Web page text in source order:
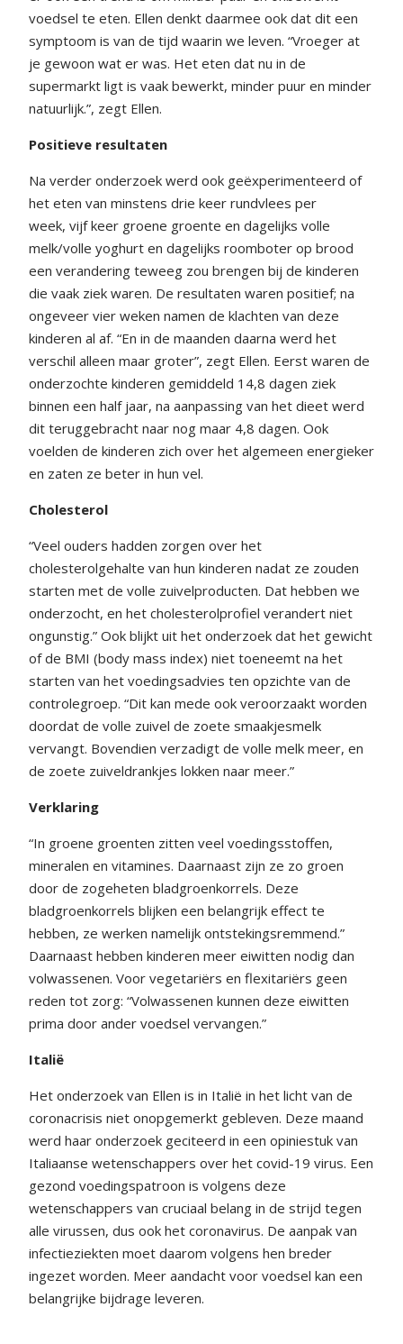
voedsel te eten. Ellen denkt daarmee ook dat dit een
symptoom is van de tijd waarin we leven. “Vroeger at
je gewoon wat er was. Het eten dat nu in de
supermarkt ligt is vaak bewerkt, minder puur en minder
natuurlijk.”, zegt Ellen.
Positieve resultaten
Na verder onderzoek werd ook geëxperimenteerd of
het eten van minstens drie keer rundvlees per
week, vijf keer groene groente en dagelijks volle
melk/volle yoghurt en dagelijks roomboter op brood
een verandering teweeg zou brengen bij de kinderen
die vaak ziek waren. De resultaten waren positief; na
ongeveer vier weken namen de klachten van deze
kinderen al af. “En in de maanden daarna werd het
verschil alleen maar groter”, zegt Ellen. Eerst waren de
onderzochte kinderen gemiddeld 14,8 dagen ziek
binnen een half jaar, na aanpassing van het dieet werd
dit teruggebracht naar nog maar 4,8 dagen. Ook
voelden de kinderen zich over het algemeen energieker
en zaten ze beter in hun vel.
Cholesterol
“Veel ouders hadden zorgen over het
cholesterolgehalte van hun kinderen nadat ze zouden
starten met de volle zuivelproducten. Dat hebben we
onderzocht, en het cholesterolprofiel verandert niet
ongunstig.” Ook blijkt uit het onderzoek dat het gewicht
of de BMI (body mass index) niet toeneemt na het
starten van het voedingsadvies ten opzichte van de
controlegroep. “Dit kan mede ook veroorzaakt worden
doordat de volle zuivel de zoete smaakjesmelk
vervangt. Bovendien verzadigt de volle melk meer, en
de zoete zuiveldrankjes lokken naar meer.”
Verklaring
“In groene groenten zitten veel voedingsstoffen,
mineralen en vitamines. Daarnaast zijn ze zo groen
door de zogeheten bladgroenkorrels. Deze
bladgroenkorrels blijken een belangrijk effect te
hebben, ze werken namelijk ontstekingsremmend.”
Daarnaast hebben kinderen meer eiwitten nodig dan
volwassenen. Voor vegetariërs en flexitariërs geen
reden tot zorg: “Volwassenen kunnen deze eiwitten
prima door ander voedsel vervangen.”
Italië
Het onderzoek van Ellen is in Italië in het licht van de
coronacrisis niet onopgemerkt gebleven. Deze maand
werd haar onderzoek geciteerd in een opiniestuk van
Italiaanse wetenschappers over het covid-19 virus. Een
gezond voedingspatroon is volgens deze
wetenschappers van cruciaal belang in de strijd tegen
alle virussen, dus ook het coronavirus. De aanpak van
infectieziekten moet daarom volgens hen breder
ingezet worden. Meer aandacht voor voedsel kan een
belangrijke bijdrage leveren.